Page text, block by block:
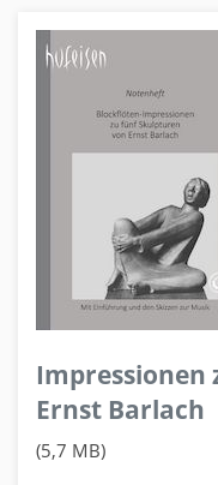
Impressionen
Ernst Barlach
(5,7 MB)